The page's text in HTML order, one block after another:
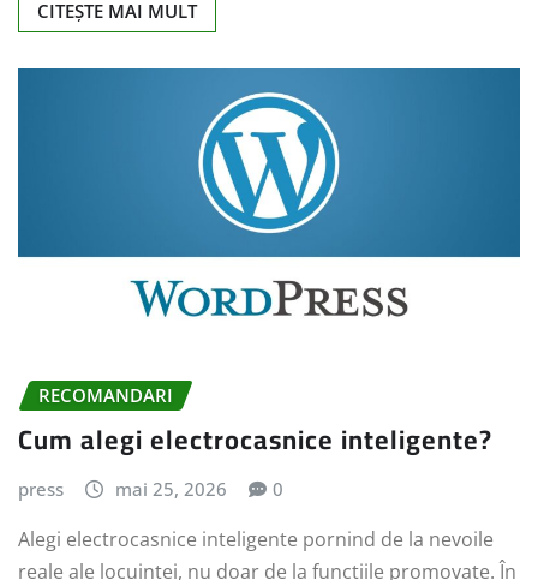
CITEȘTE MAI MULT
RECOMANDARI
Cum alegi electrocasnice inteligente?
press mai 25, 2026 0
Alegi electrocasnice inteligente pornind de la nevoile
reale ale locuinței, nu doar de la funcțiile promovate. În